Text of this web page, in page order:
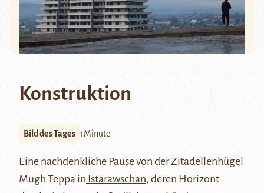
Konstruktion
Bild des Tages 1Minute
Eine nachdenkliche Pause von der Zitadellenhügel
Mugh Teppa in Istarawschan, deren Horizont